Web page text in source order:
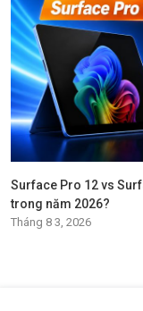
Surface Pro 12 vs
trong năm 2026?
Tháng 8 3, 2026